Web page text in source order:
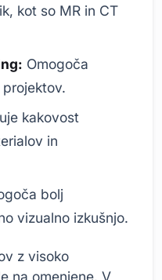
kot so MR in CT
Omogoča
kakovost
in
bolj
vizualno izkušnjo.
z visoko
na omenjene. V